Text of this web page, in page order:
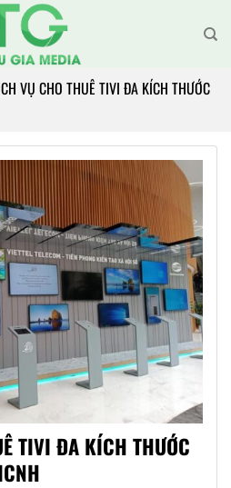
VỤ CHO THUÊ TIVI ĐA KÍCH THƯỚC
TIVI ĐA KÍCH THƯỚC